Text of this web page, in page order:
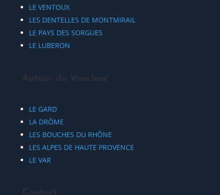
LE VENTOUX
LES DENTELLES DE MONTMIRAIL
LE PAYS DES SORGUES
LE LUBERON
Autour du Vaucluse
LE GARD
LA DRÔME
LES BOUCHES DU RHÔNE
LES ALPES DE HAUTE PROVENCE
LE VAR